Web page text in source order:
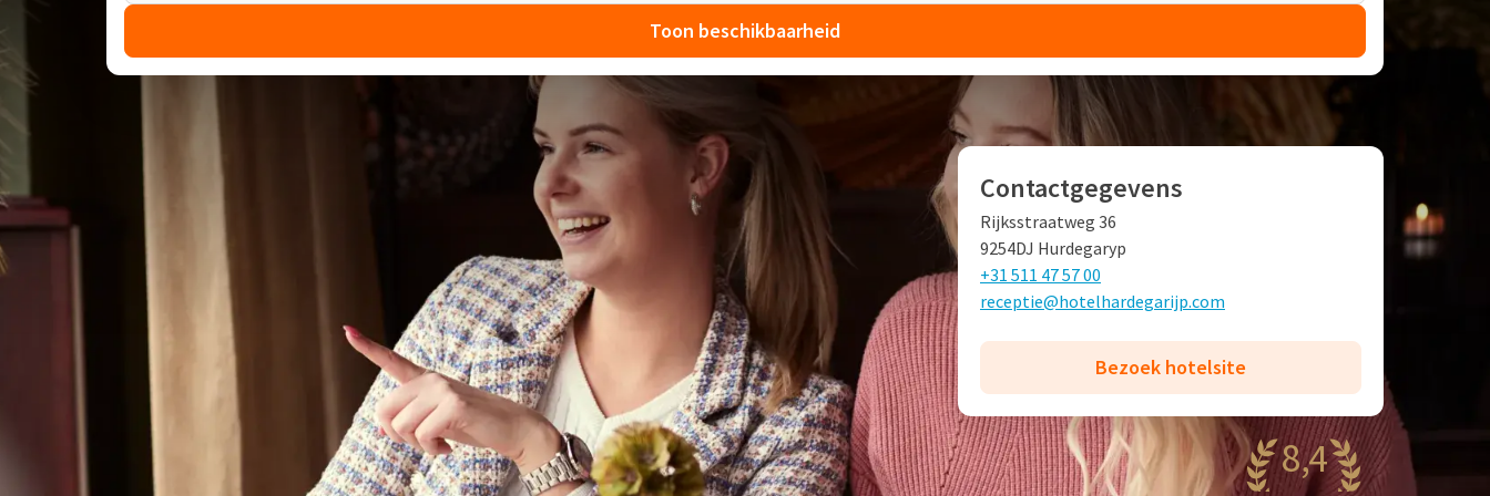
Toon beschikbaarheid
Hotel Hardegarijp - Leeuwarden
In het prachtige Friesland ligt het kleinschalige Van der Valk hotel Hardegarijp-Leeuwarden. Een hotel waar de
gezellige sfeer en goede service voorop staan. Het hotel beschikt over verschillende standaard en comfort
kamers, waar u met een uitcheck tot 11:00 helemaal tot rust kunt komen.
Restaurant Hotel Hardegarijp-Leeuwarden
Tijdens uw verblijf is er een mogelijkheid om te komen eten in het gezelligerestaurant, dat bekend staat om
zijn goede keuken. Hier bent u welkom voor ontbijt, lunch en diner. Op de menukaart staan verschillende
smakelijke gerechten waar u uit kunt kiezen. Schijnt de zon en wilt u genieten van het lekkere weer? Dan is er
Genieten van culinaire en verse seizoen specialiteiten
Oplaadpunt elektrische auto
Contactgegevens
Rijksstraatweg 36
9254DJ Hurdegaryp
+31 511 47 57 00
receptie@hotelhardegarijp.com
Bezoek hotelsite
8,4
Fantastisch
89 reviews